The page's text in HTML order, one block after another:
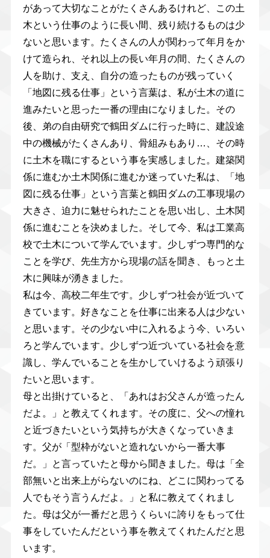
があって大切なことがたくさんあるけれど、この土
木という仕事のように長い間、残り続けるものは少
ないと思います。たくさんの人が関わって年月をか
けて造られ、それ以上の長い年月の間、たくさんの
人を助け、支え、自分の造ったものが残っていく
「地図に残る仕事」という言葉は、私が土木の道に
進みたいと思った一番の理由になりました。その
後、弟の自由研究で鶴田ダムに行った時に、建設途
中の機械がたくさんあり、骨組みもあり…、その時
に土木を職にするという事を実感しました。建築関
係に進むか土木関係に進むか迷っていた私は、「地
図に残る仕事」という言葉と鶴田ダムの工事現場の
大きさ、迫力に魅せられたことを思い出し、土木関
係に進むことを決めました。そして今、私は工業高
校で土木について学んでいます。少しずつ専門的な
ことを学び、先生方から現場の話を聞き、もっと土
木に興味が湧きました。
私は今、高校二年生です。少しずつ社会が近づいて
きています。好きなことを仕事に出来る人は少ない
と思います。その少ない中に入れるよう今、いろい
ろと学んでいます。少しずつ近づいている社会を意
識し、学んでいることを生かしていけるよう頑張り
たいと思います。
母と出掛けていると、「あれはお父さんが造ったん
だよ。」と教えてくれます。その度に、父への憧れ
と近づきたいという気持ちが大きくなっていきま
す。父が「型枠がないと造れないから一番大事
だ。」と言っていたと母から聞きました。母は「全
部無いと出来上がらないのにね、どこに関わってる
人でもそう言うんだよ。」と私に教えてくれまし
た。母は父が一番だと思うくらいに誇りをもって仕
事をしていたんだという事を教えてくれたんだと思
います。